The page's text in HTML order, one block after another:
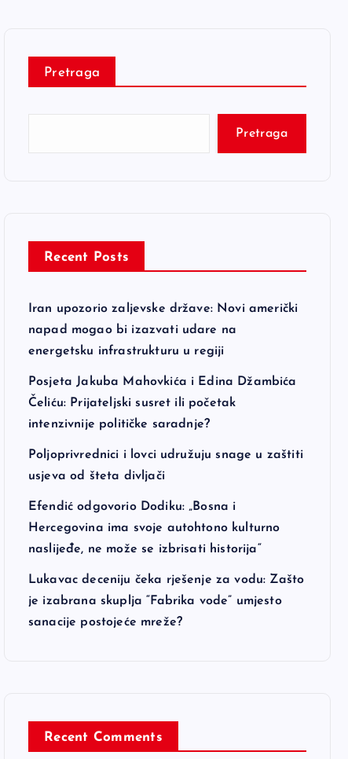
Pretraga
Pretraga
Recent Posts
Iran upozorio zaljevske države: Novi američki
napad mogao bi izazvati udare na
energetsku infrastrukturu u regiji
Posjeta Jakuba Mahovkića i Edina Džambića
Čeliću: Prijateljski susret ili početak
intenzivnije političke saradnje?
Poljoprivrednici i lovci udružuju snage u zaštiti
usjeva od šteta divljači
Efendić odgovorio Dodiku: „Bosna i
Hercegovina ima svoje autohtono kulturno
naslijeđe, ne može se izbrisati historija“
Lukavac deceniju čeka rješenje za vodu: Zašto
je izabrana skuplja “Fabrika vode” umjesto
sanacije postojeće mreže?
Recent Comments